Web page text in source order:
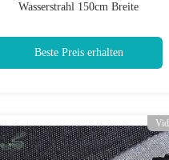
Wasserstrahl 150cm Breite
Beste Preis erhalten